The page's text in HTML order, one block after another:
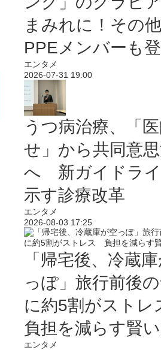
まみれに！その
PPEメンバーも登
エンタメ
2026-07-31 19:00
うつ病治療、「
せ」から共同意
へ 新ガイドラ
示す診療改革
エンタメ
2026-08-03 17:25
「帰宅後、冷蔵
っぽ」旅行前後
に約5割がスト
負担を減らす賢
エンタメ